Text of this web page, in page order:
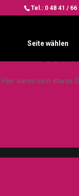
Tel.: 0 48 41 / 66
Seite wählen
Hier bahnt sich etwas